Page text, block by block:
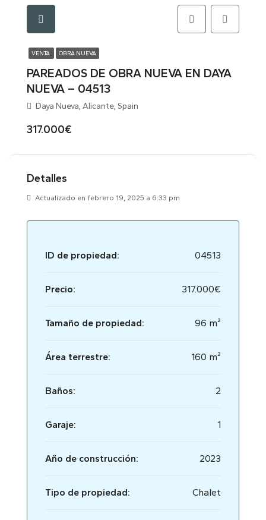
VENTA OBRA NUEVA
PAREADOS DE OBRA NUEVA EN DAYA
NUEVA – 04513
Daya Nueva, Alicante, Spain
317.000€
Detalles
Actualizado en febrero 19, 2025 a 6:33 pm
ID de propiedad: 04513
Precio: 317.000€
Tamaño de propiedad: 96 m²
Área terrestre: 160 m²
Baños: 2
Garaje: 1
Año de construcción: 2023
Tipo de propiedad: Chalet